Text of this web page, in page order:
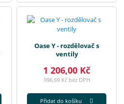
Oase Y - rozdělovač s
ventily
1 206,00 Kč
996,69 Kč bez DPH
Přidat do košíku